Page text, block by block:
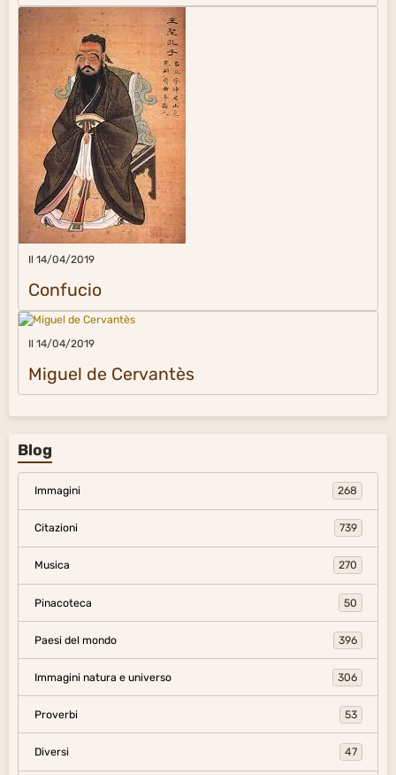
Il 14/04/2019
Confucio
Il 14/04/2019
Miguel de Cervantès
Blog
Immagini 268
Citazioni 739
Musica 270
Pinacoteca 50
Paesi del mondo 396
Immagini natura e universo 306
Proverbi 53
Diversi 47